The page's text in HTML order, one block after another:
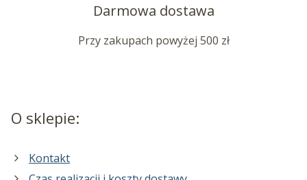
Darmowa dostawa
Przy zakupach powyżej 500 zł
O sklepie:
Kontakt